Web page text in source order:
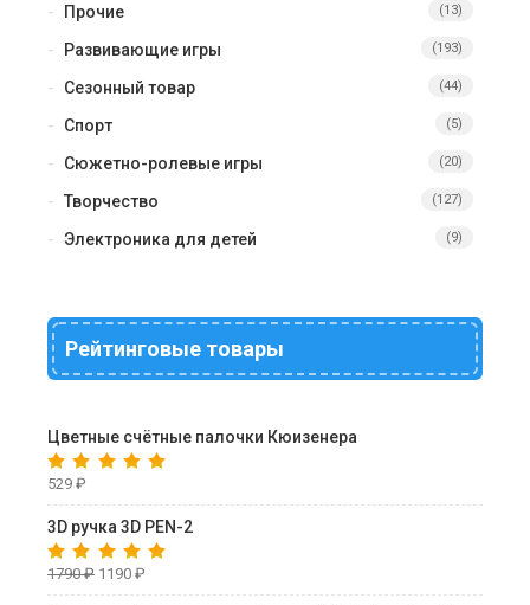
Прочие (13)
Развивающие игры (193)
Сезонный товар (44)
Спорт (5)
Сюжетно-ролевые игры (20)
Творчество (127)
Электроника для детей (9)
Рейтинговые товары
Цветные счётные палочки Кюизенера
529 ₽
3D ручка 3D PEN-2
1790₽ 1190 ₽